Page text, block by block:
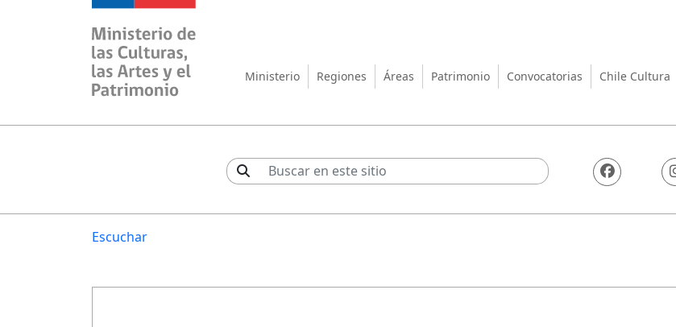
Ministerio de las Culturas, las Artes y el
Ministerio Regiones Áreas Patrimonio Convocatorias Chile Cultura
Escuchar